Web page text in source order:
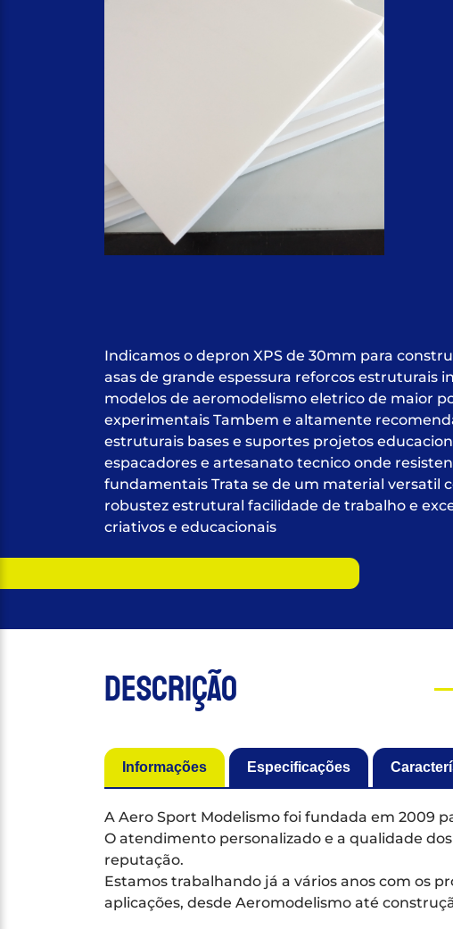
Indicamos o depron XPS de 30mm para
asas de grande espessura reforcos estruturais
modelos de aeromodelismo eletrico de maior
experimentais Tambem e altamente
estruturais bases e suportes projetos
espacadores e artesanato tecnico onde
fundamentais Trata se de um material versatil
robustez estrutural facilidade de trabalho e
criativos e educacionais
Descrição
Informações Especificações
A Aero Sport Modelismo foi fundada em 2009
O atendimento personalizado e a qualidade
reputação.
Estamos trabalhando já a vários anos com os
aplicações, desde Aeromodelismo até